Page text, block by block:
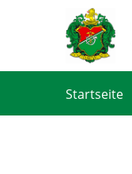
Startseite